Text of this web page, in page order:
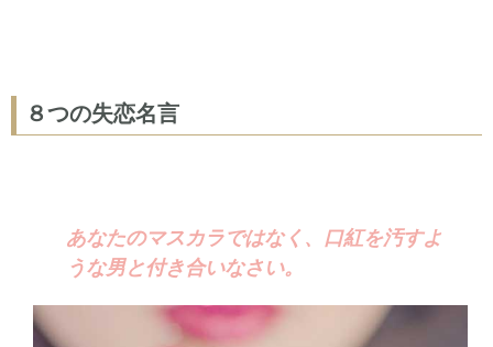
８つの失恋名言
あなたのマスカラではなく、口紅を汚すよ
うな男と付き合いなさい。